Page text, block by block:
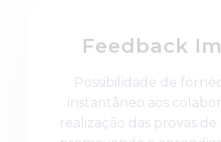
Feedback
Possibilidade de
instantâneo aos
realização das provas